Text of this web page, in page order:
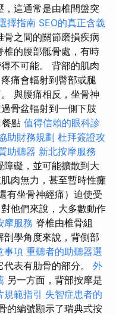
這通常是由椎間盤突
擇指南 SEO的真正含義
之間的關節磨損疾病
椎的腰部骶骨處，有時
不可能。 背部的肌肉
痛會輻射到臀部或腿
與腰痛相反，坐骨神
骨盆輻射到一側下肢
餐點 值得信賴的眼科診
助財務規劃 杜拜簽證攻
助聽器 新北按摩服務
障礙，並可能擴散到大
肉無力，甚至暫時性癱
有坐骨神經痛）迫使受
他們來說，大多數動作
摩服務 脊椎由椎骨組
學角度來說，背側部
事項 重聽者的助聽器選
表有肋骨的部分。 外
另一方面，背部按摩是
規範指引 失智症患者的
的編號顯示了瑞典式按